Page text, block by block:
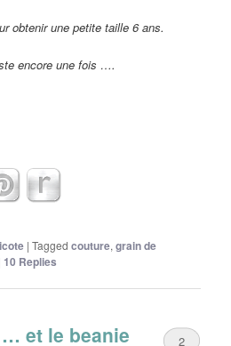
obtenir une petite taille 6 ans.
encore une fois ….
|Tagged couture,grain de
10 Replies
et le beanie
2